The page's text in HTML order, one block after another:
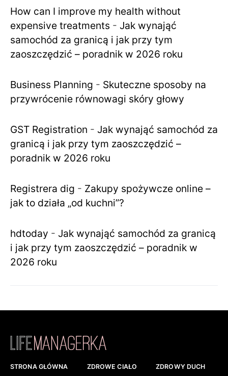
How can I improve my health without
expensive treatments - Jak wynająć
samochód za granicą i jak przy tym
zaoszczędzić – poradnik w 2026 roku
Business Planning - Skuteczne sposoby na
przywrócenie równowagi skóry głowy
GST Registration - Jak wynająć samochód za
granicą i jak przy tym zaoszczędzić –
poradnik w 2026 roku
Registrera dig - Zakupy spożywcze online –
jak to działa „od kuchni”?
hdtoday - Jak wynająć samochód za granicą
i jak przy tym zaoszczędzić – poradnik w
2026 roku
STRONA GŁÓWNA ZDROWE CIAŁO ZDROWY DUCH